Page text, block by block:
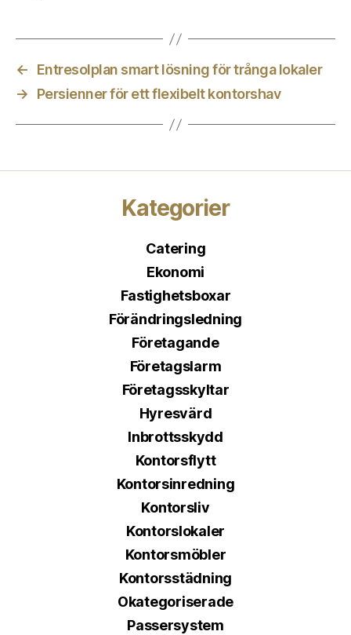
←
Entresolplan smart lösning för trånga lokaler
→
Persienner för ett flexibelt kontorshav
Kategorier
Catering
Ekonomi
Fastighetsboxar
Förändringsledning
Företagande
Företagslarm
Företagsskyltar
Hyresvärd
Inbrottsskydd
Kontorsflytt
Kontorsinredning
Kontorsliv
Kontorslokaler
Kontorsmöbler
Kontorsstädning
Okategoriserade
Passersystem